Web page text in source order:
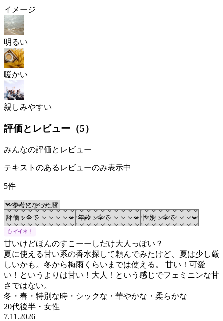
イメージ
明るい
暖かい
親しみやすい
評価とレビュー（5）
みんなの評価とレビュー
テキストのあるレビューのみ表示中
5件
甘いけどほんのすこーーしだけ大人っぽい？
夏に使える甘い系の香水探して頼んでみたけど、夏は少し厳
しいかも。冬から梅雨くらいまでは使える。 甘い！可愛
い！というよりは甘い！大人！という感じでフェミニンな甘
さではない。
冬・春・特別な時・シックな・華やかな・柔らかな
20代後半 ・ 女性
7.11.2026